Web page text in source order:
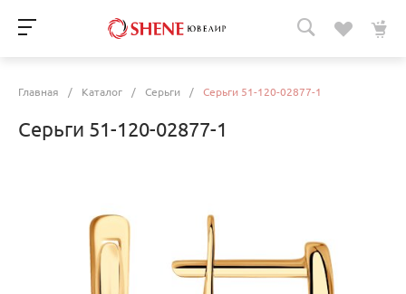
Главная / Каталог / Серьги / Серьги 51-120-02877-1
Серьги 51-120-02877-1